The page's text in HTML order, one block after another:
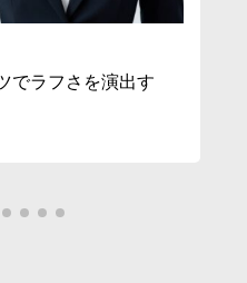
でラフさを演出す